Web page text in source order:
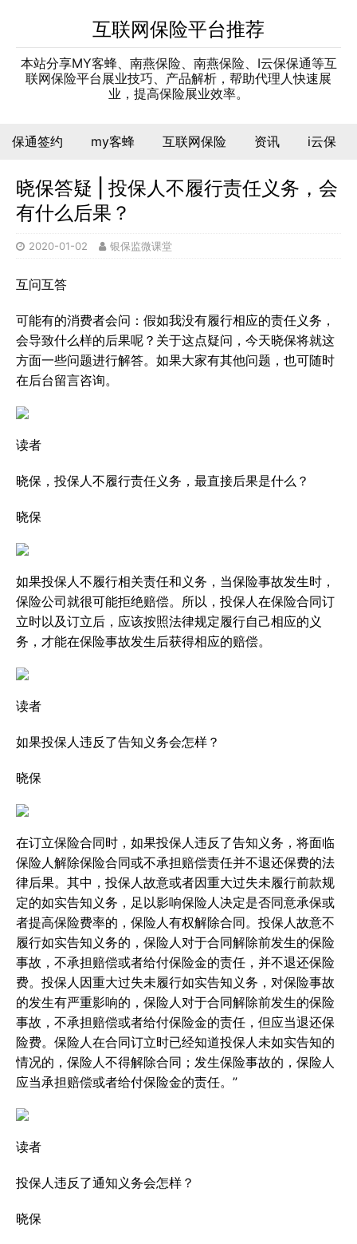
互联网保险平台推荐
本站分享MY客蜂、南燕保险、南燕保险、I云保保通等互
联网保险平台展业技巧、产品解析，帮助代理人快速展
业，提高保险展业效率。
保通签约 my客蜂 互联网保险 资讯 i云保
晓保答疑 | 投保人不履行责任义务，会
有什么后果？
2020-01-02 银保监微课堂
互问互答
可能有的消费者会问：假如我没有履行相应的责任义务，
会导致什么样的后果呢？关于这点疑问，今天晓保将就这
方面一些问题进行解答。如果大家有其他问题，也可随时
在后台留言咨询。
读者
晓保，投保人不履行责任义务，最直接后果是什么？
晓保
如果投保人不履行相关责任和义务，当保险事故发生时，
保险公司就很可能拒绝赔偿。所以，投保人在保险合同订
立时以及订立后，应该按照法律规定履行自己相应的义
务，才能在保险事故发生后获得相应的赔偿。
读者
如果投保人违反了告知义务会怎样？
晓保
在订立保险合同时，如果投保人违反了告知义务，将面临
保险人解除保险合同或不承担赔偿责任并不退还保费的法
律后果。其中，投保人故意或者因重大过失未履行前款规
定的如实告知义务，足以影响保险人决定是否同意承保或
者提高保险费率的，保险人有权解除合同。投保人故意不
履行如实告知义务的，保险人对于合同解除前发生的保险
事故，不承担赔偿或者给付保险金的责任，并不退还保险
费。投保人因重大过失未履行如实告知义务，对保险事故
的发生有严重影响的，保险人对于合同解除前发生的保险
事故，不承担赔偿或者给付保险金的责任，但应当退还保
险费。保险人在合同订立时已经知道投保人未如实告知的
情况的，保险人不得解除合同；发生保险事故的，保险人
应当承担赔偿或者给付保险金的责任。”
读者
投保人违反了通知义务会怎样？
晓保